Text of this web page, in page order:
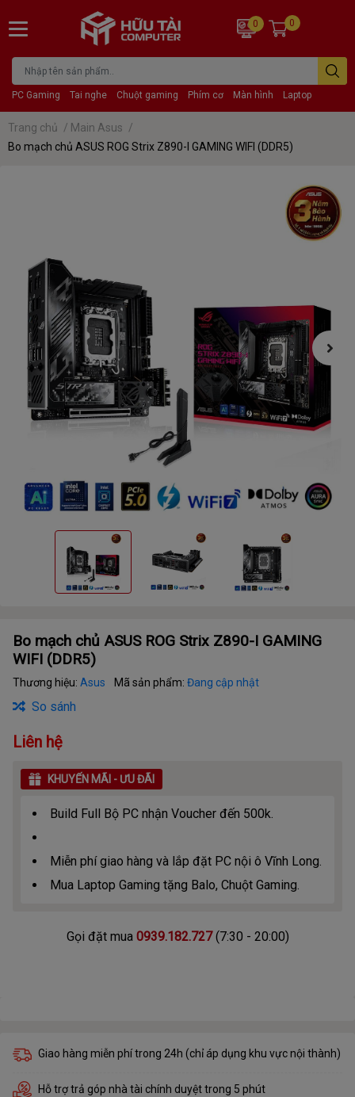
PC Gaming Tai nghe Chuột gaming Phím cơ Màn hình Laptop
0 0
Trang chủ / Main Asus /
Bo mạch chủ ASUS ROG Strix Z890-I GAMING WIFI (DDR5)
Bo mạch chủ ASUS ROG Strix Z890-I GAMING
WIFI (DDR5)
Thương hiệu: Asus Mã sản phẩm: Đang cập nhật
So sánh
Liên hệ
KHUYẾN MÃI - ƯU ĐÃI
Build Full Bộ PC nhận Voucher đến 500k.
Miễn phí giao hàng và lắp đặt PC nội ô Vĩnh Long.
Mua Laptop Gaming tặng Balo, Chuột Gaming.
Gọi đặt mua 0939.182.727(7:30 - 20:00)
Giao hàng miễn phí trong 24h (chỉ áp dụng khu vực nội thành)
Hỗ trợ trả góp nhà tài chính duyệt trong 5 phút